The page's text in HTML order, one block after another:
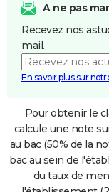
A ne pas
Recevez nos
mail.
En savoir plus sur
Pour obtenir le
calcule une note
au bac (50% de la
bac au sein de
du taux de